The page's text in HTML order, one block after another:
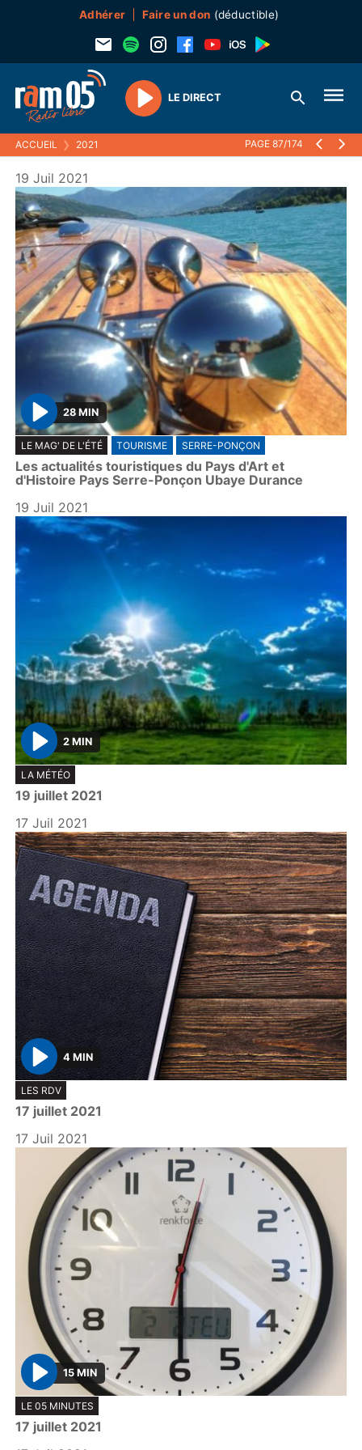
Adhérer Faire un don (déductible)
Play
LE DIRECT
ACCUEIL ❯ 2021 PAGE 87/174
19 Juil 2021
P
l
a
y
28 MIN
LE MAG' DE L'ÉTÉ TOURISME SERRE-PONÇON
Les actualités touristiques du Pays d'Art et
d'Histoire Pays Serre-Ponçon Ubaye Durance
19 Juil 2021
P
l
a
y
2 MIN
LA MÉTÉO
19 juillet 2021
17 Juil 2021
P
l
a
y
4 MIN
LES RDV
17 juillet 2021
17 Juil 2021
P
l
a
15 MIN
LE 05 MINUTES
17 juillet 2021